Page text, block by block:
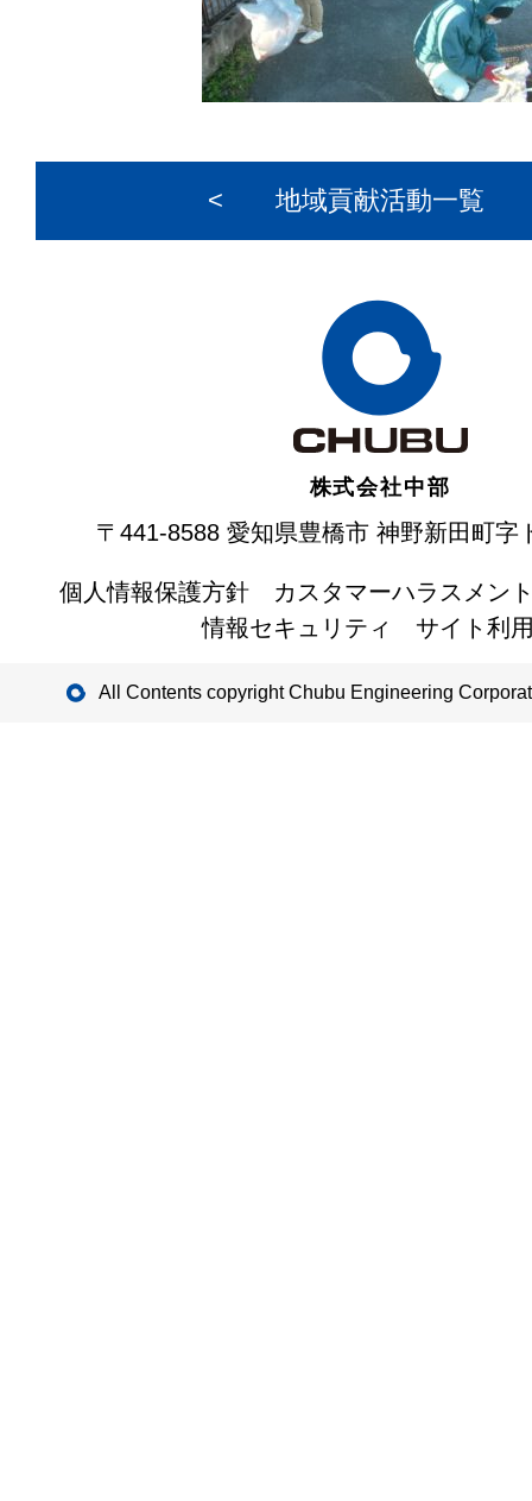
< 地域貢献活動一覧
株式会社中部
〒441-8588 愛知県豊橋市 神野新田町字
個人情報保護方針
カスタマーハラスメン
情報セキュリティ
サイト利
All Contents copyright Chubu Engineering